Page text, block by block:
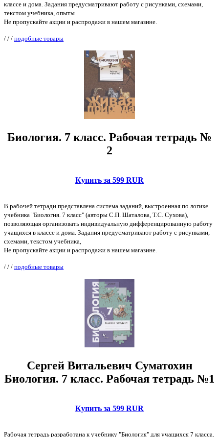
классе и дома. Задания предусматривают работу с рисунками, схемами,
текстом учебника, опыты
Не пропускайте акции и распродажи в нашем магазине.
/ / / подобные товары
Биология. 7 класс. Рабочая тетрадь №
2
Купить за 599 RUR
В рабочей тетради представлена система заданий, выстроенная по логике
учебника "Биология. 7 класс" (авторы С.П. Шаталова, Т.С. Сухова),
позволяющая организовать индивидуальную дифференцированную работу
учащихся в классе и дома. Задания предусматривают работу с рисунками,
схемами, текстом учебника,
Не пропускайте акции и распродажи в нашем магазине.
/ / / подобные товары
Сергей Витальевич Суматохин
Биология. 7 класс. Рабочая тетрадь №1
Купить за 599 RUR
Рабочая тетрадь разработана к учебнику "Биология" для учащихся 7 класса.